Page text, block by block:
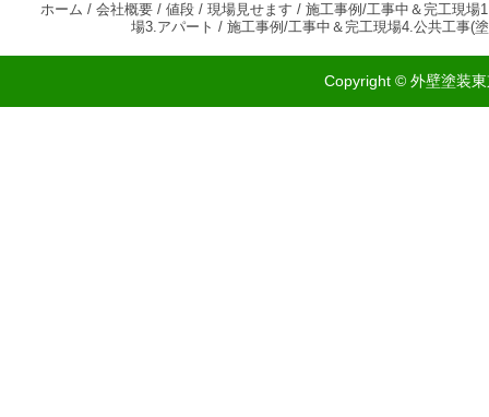
ホーム / 会社概要 / 値段 / 現場見せます / 施工事例/工事中＆完工現場
場3.アパート / 施工事例/工事中＆完工現場4.公共工事(
Copyright © 外壁塗装